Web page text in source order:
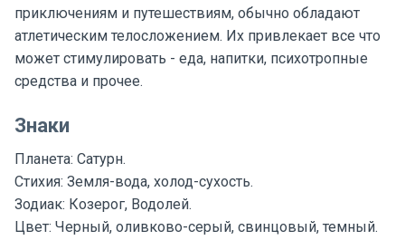
приключениям и путешествиям, обычно обладают
атлетическим телосложением. Их привлекает все что
может стимулировать - еда, напитки, психотропные
средства и прочее.
Знаки
Планета: Сатурн.
Стихия: Земля-вода, холод-сухость.
Зодиак: Козерог, Водолей.
Цвет: Черный, оливково-серый, свинцовый, темный.